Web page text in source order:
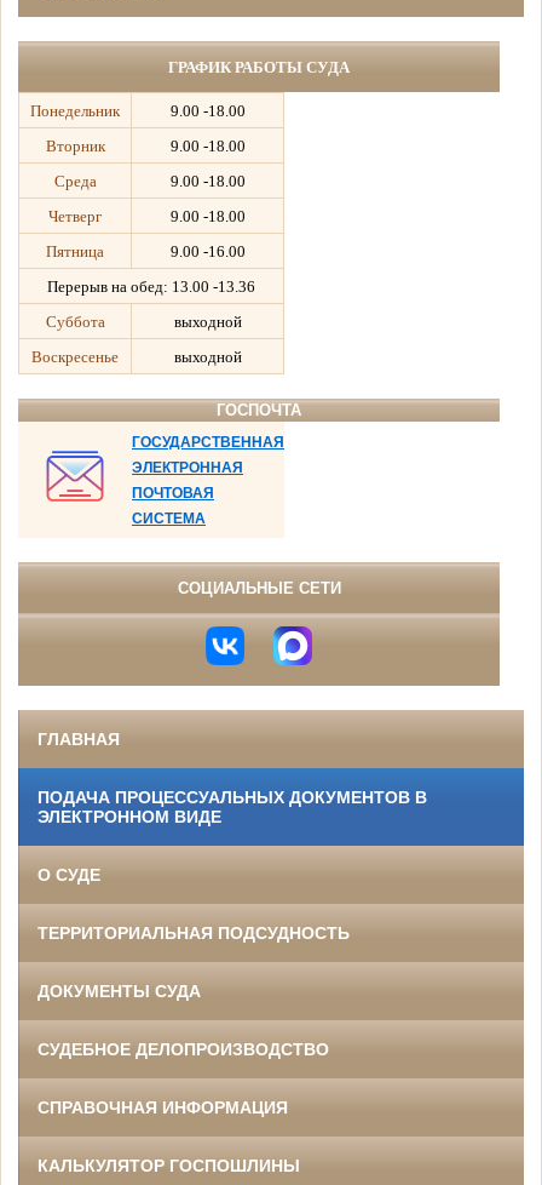
ГРАФИК РАБОТЫ СУДА
Понедельник
9.00 -18.00
Вторник
9.00 -18.00
Среда
9.00 -18.00
Четверг
9.00 -18.00
Пятница
9.00 -16.00
Перерыв на обед: 13.00 -13.36
Суббота
выходной
Воскресенье
выходной
ГОСПОЧТА
ГОСУДАРСТВЕННАЯ
ЭЛЕКТРОННАЯ
ПОЧТОВАЯ
СИСТЕМА
СОЦИАЛЬНЫЕ СЕТИ
ГЛАВНАЯ
ПОДАЧА ПРОЦЕССУАЛЬНЫХ ДОКУМЕНТОВ В
ЭЛЕКТРОННОМ ВИДЕ
О СУДЕ
ТЕРРИТОРИАЛЬНАЯ ПОДСУДНОСТЬ
ДОКУМЕНТЫ СУДА
СУДЕБНОЕ ДЕЛОПРОИЗВОДСТВО
СПРАВОЧНАЯ ИНФОРМАЦИЯ
КАЛЬКУЛЯТОР ГОСПОШЛИНЫ